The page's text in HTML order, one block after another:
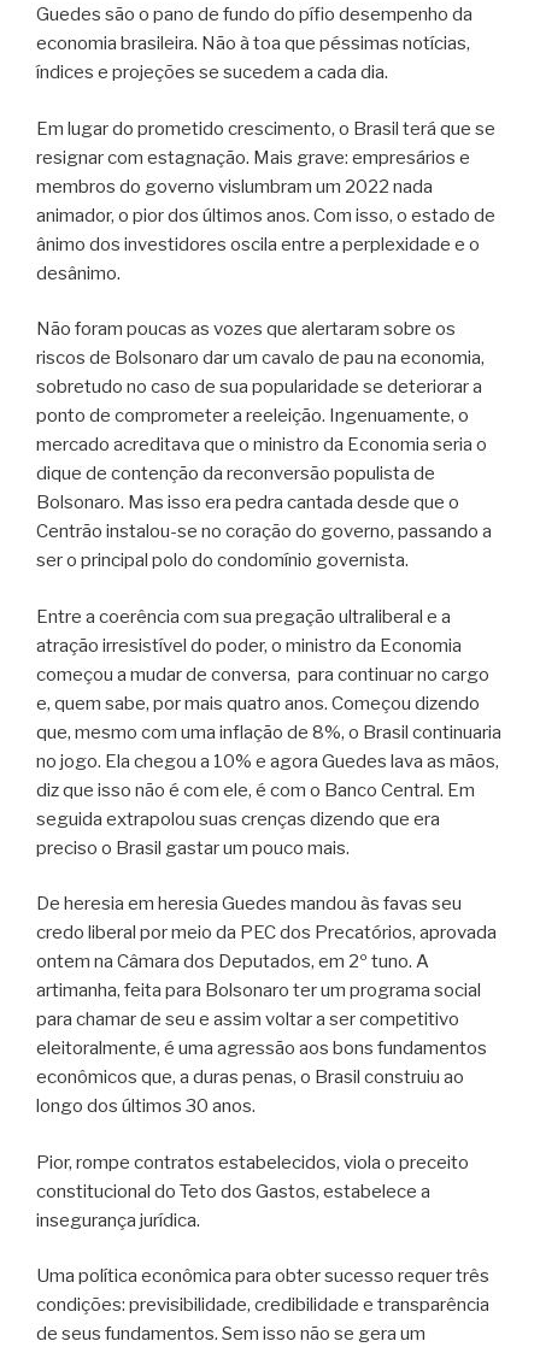
Guedes são o pano de fundo do pífio desempenho da
economia brasileira. Não à toa que péssimas notícias,
índices e projeções se sucedem a cada dia.
Em lugar do prometido crescimento, o Brasil terá que se
resignar com estagnação. Mais grave: empresários e
membros do governo vislumbram um 2022 nada
animador, o pior dos últimos anos. Com isso, o estado de
ânimo dos investidores oscila entre a perplexidade e o
desânimo.
Não foram poucas as vozes que alertaram sobre os
riscos de Bolsonaro dar um cavalo de pau na economia,
sobretudo no caso de sua popularidade se deteriorar a
ponto de comprometer a reeleição. Ingenuamente, o
mercado acreditava que o ministro da Economia seria o
dique de contenção da reconversão populista de
Bolsonaro. Mas isso era pedra cantada desde que o
Centrão instalou-se no coração do governo, passando a
ser o principal polo do condomínio governista.
Entre a coerência com sua pregação ultraliberal e a
atração irresistível do poder, o ministro da Economia
começou a mudar de conversa, para continuar no cargo
e, quem sabe, por mais quatro anos. Começou dizendo
que, mesmo com uma inflação de 8%, o Brasil continuaria
no jogo. Ela chegou a 10% e agora Guedes lava as mãos,
diz que isso não é com ele, é com o Banco Central. Em
seguida extrapolou suas crenças dizendo que era
preciso o Brasil gastar um pouco mais.
De heresia em heresia Guedes mandou às favas seu
credo liberal por meio da PEC dos Precatórios, aprovada
ontem na Câmara dos Deputados, em 2º tuno. A
artimanha, feita para Bolsonaro ter um programa social
para chamar de seu e assim voltar a ser competitivo
eleitoralmente, é uma agressão aos bons fundamentos
econômicos que, a duras penas, o Brasil construiu ao
longo dos últimos 30 anos.
Pior, rompe contratos estabelecidos, viola o preceito
constitucional do Teto dos Gastos, estabelece a
insegurança jurídica.
Uma política econômica para obter sucesso requer três
condições: previsibilidade, credibilidade e transparência
de seus fundamentos. Sem isso não se gera um